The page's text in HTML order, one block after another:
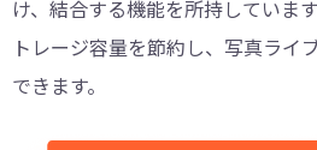
け、結合する機能を所持していま
トレージ容量を節約し、写真ライ
できます。